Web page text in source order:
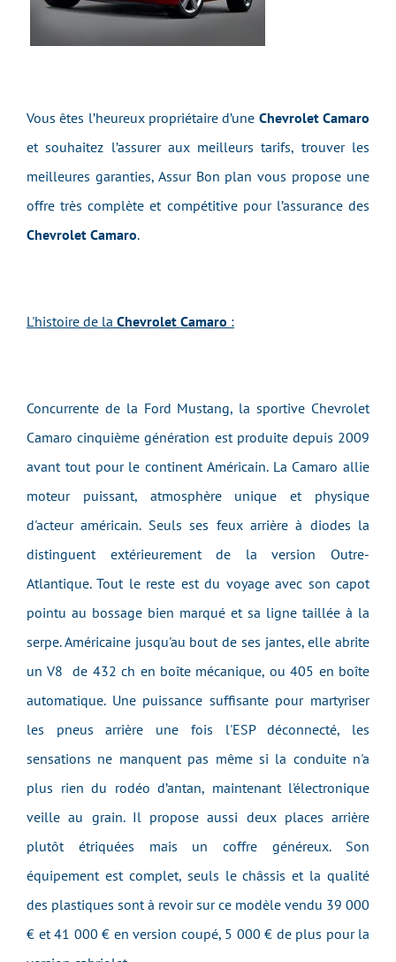
Vous êtes l’heureux propriétaire d’une Chevrolet Camaro
et souhaitez l’assurer aux meilleurs tarifs, trouver les
meilleures garanties, Assur Bon plan vous propose une
offre très complète et compétitive pour l’assurance des
Chevrolet Camaro.
L'histoire de la Chevrolet Camaro :
Concurrente de la Ford Mustang, la sportive Chevrolet
Camaro cinquième génération est produite depuis 2009
avant tout pour le continent Américain. La Camaro allie
moteur puissant, atmosphère unique et physique
d'acteur américain. Seuls ses feux arrière à diodes la
distinguent extérieurement de la version Outre-
Atlantique. Tout le reste est du voyage avec son capot
pointu au bossage bien marqué et sa ligne taillée à la
serpe. Américaine jusqu'au bout de ses jantes, elle abrite
un V8 de 432 ch en boîte mécanique, ou 405 en boîte
automatique. Une puissance suffisante pour martyriser
les pneus arrière une fois l'ESP déconnecté, les
sensations ne manquent pas même si la conduite n'a
plus rien du rodéo d’antan, maintenant l'électronique
veille au grain. Il propose aussi deux places arrière
plutôt étriquées mais un coffre généreux. Son
équipement est complet, seuls le châssis et la qualité
des plastiques sont à revoir sur ce modèle vendu 39 000
€ et 41 000 € en version coupé, 5 000 € de plus pour la